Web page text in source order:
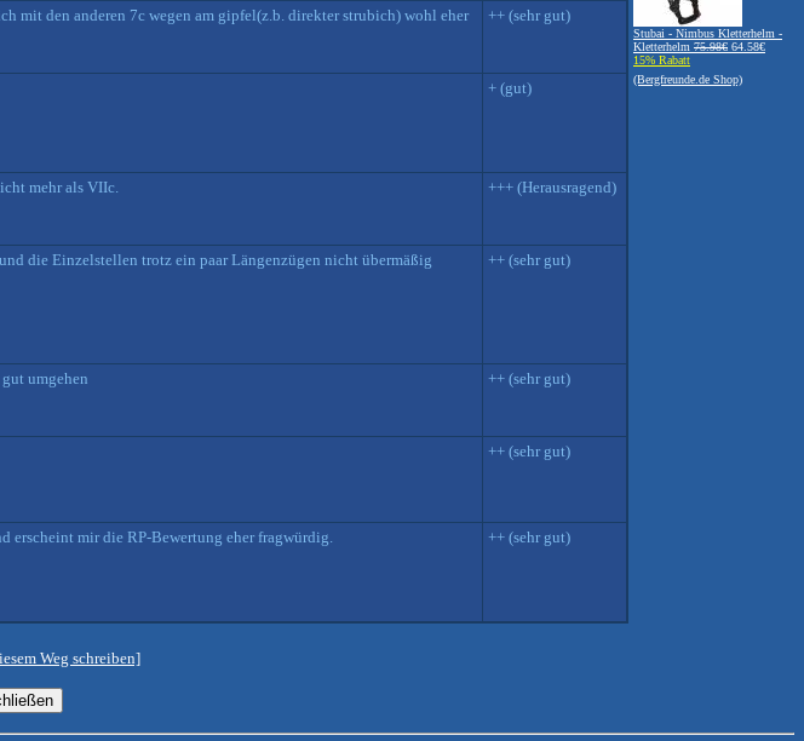
mit den anderen 7c wegen am gipfel(z.b. direkter strubich) wohl eher
++ (sehr gut)
+ (gut)
mehr als VIIc. +++ (Herausragend)
die Einzelstellen trotz ein paar Längenzügen nicht übermäßig
++ (sehr gut)
umgehen ++ (sehr gut)
++ (sehr gut)
erscheint mir die RP-Bewertung eher fragwürdig. ++ (sehr gut)
Stubai - Nimbus Kletterhelm -
Kletterhelm 75.98€ 64.58€
15% Rabatt
(Bergfreunde.de Shop)
Weg schreiben]